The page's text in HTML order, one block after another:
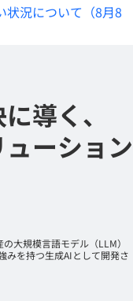
状況について（8月8
導く、
ーション
大規模言語モデル（LLM）
みを持つ生成AIとして開発さ